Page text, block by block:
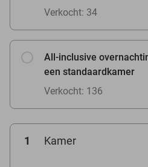
Verkocht: 34
All-inclusive
een standaardkamer
Verkocht: 136
1 Kamer